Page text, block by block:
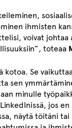
ihmisten
voivat johtaa
toteaa
kotoa. Se
sen
minulle
jos
näytä töitäni